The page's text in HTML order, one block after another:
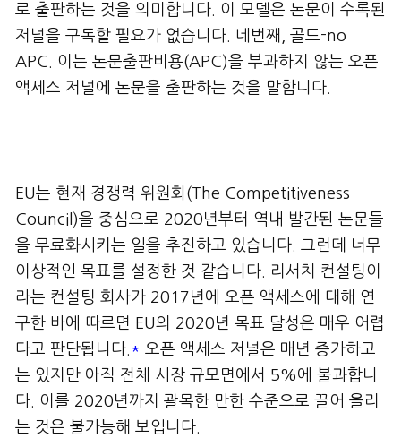
로 출판하는 것을 의미합니다. 이 모델은 논문이 수록된
저널을 구독할 필요가 없습니다. 네번째, 골드-no
APC. 이는 논문출판비용(APC)을 부과하지 않는 오픈
액세스 저널에 논문을 출판하는 것을 말합니다.
EU는 현재 경쟁력 위원회(The Competitiveness
Council)을 중심으로 2020년부터 역내 발간된 논문들
을 무료화시키는 일을 추진하고 있습니다. 그런데 너무
이상적인 목표를 설정한 것 같습니다. 리서치 컨설팅이
라는 컨설팅 회사가 2017년에 오픈 액세스에 대해 연
구한 바에 따르면 EU의 2020년 목표 달성은 매우 어렵
다고 판단됩니다. * 오픈 액세스 저널은 매년 증가하고
는 있지만 아직 전체 시장 규모면에서 5%에 불과합니
다. 이를 2020년까지 괄목한 만한 수준으로 끌어 올리
는 것은 불가능해 보입니다.